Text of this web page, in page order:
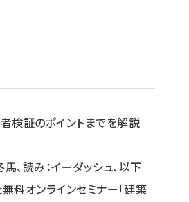
検証のポイントまでを解説
、読み：イーダッシュ、以下
無料オンラインセミナー「建築